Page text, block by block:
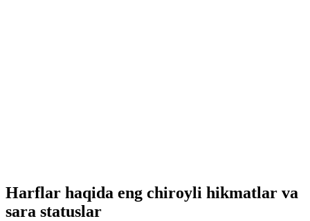
Harflar haqida eng chiroyli hikmatlar va
sara statuslar